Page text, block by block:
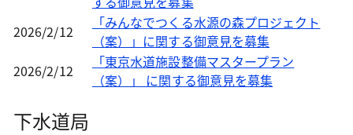
2026/2/12
「みんなでつくる水源の森プロジェクト
（案）」に関する御意見を募集
2026/2/12
「東京水道施設整備マスタープラン
（案）」 に関する御意見を募集
下水道局